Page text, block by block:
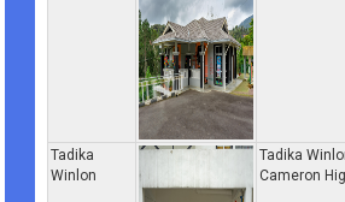
Tadika
Winlon
Tadika
Cameron